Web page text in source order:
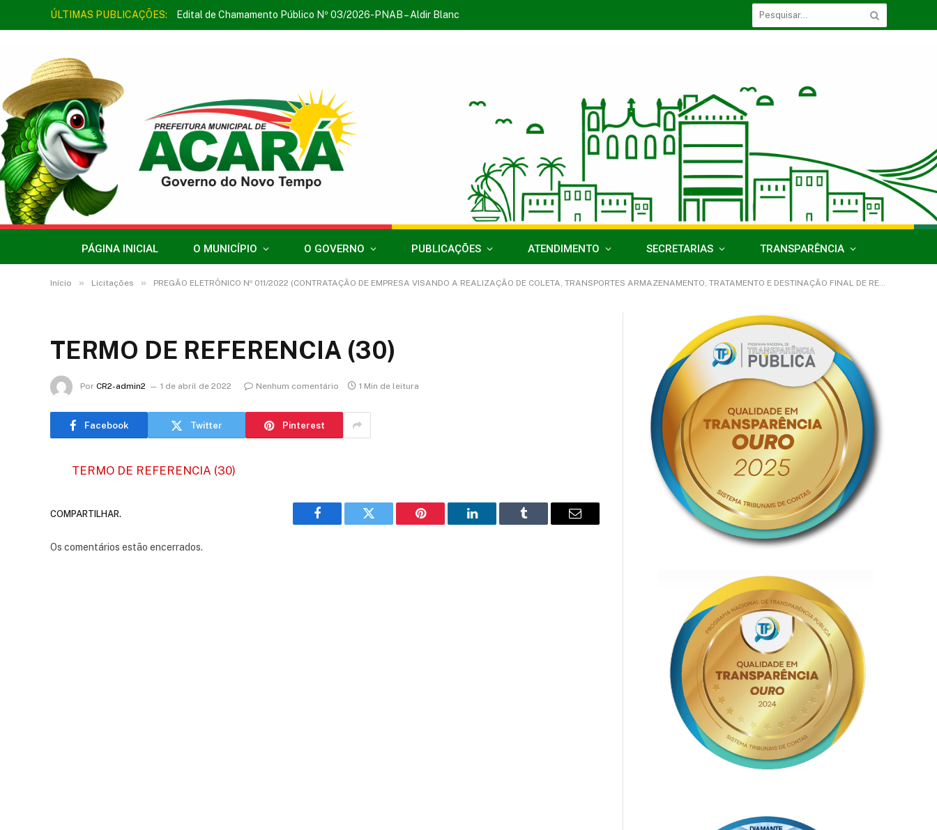
ÚLTIMAS PUBLICAÇÕES: Edital de Chamamento Público Nº 03/2026-PNAB – Aldir Blanc
PÁGINA INICIAL O MUNICÍPIO O GOVERNO PUBLICAÇÕES ATENDIMENTO SECRETARIAS TRANSPARÊNCIA
Início » Licitações » PREGÃO ELETRÔNICO Nº 011/2022 (CONTRATAÇÃO DE EMPRESA VISANDO A REALIZAÇÃO DE COLETA, TRANSPORTES ARMAZENAMENTO, TRATAMENTO E DESTINAÇÃO FINAL DE RESÍDUOS SÓLIDOS DE LIXO PATOLÓGICO)
TERMO DE REFERENCIA (30)
Por CR2-admin2 1 de abril de 2022 Nenhum comentário 1 Min de leitura
Facebook Twitter Pinterest
TERMO DE REFERENCIA (30)
COMPARTILHAR.
Facebook Twitter Pinterest LinkedIn Tumblr
E-
Os comentários estão encerrados.